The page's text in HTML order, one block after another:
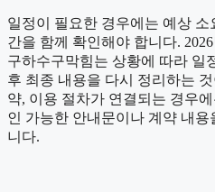
일정이 필요한 경우에는 예상 소
간을 함께 확인해야 합니다.
구하수구막힘는 상황에 따라 일
후 최종 내용을 다시 정리하는
약, 이용 절차가 연결되는 경우
인 가능한 안내문이나 계약 내
니다.